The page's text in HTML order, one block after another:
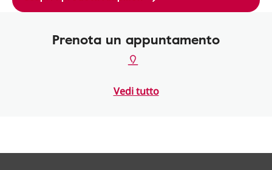
Prenota un appuntamento
Vedi tutto